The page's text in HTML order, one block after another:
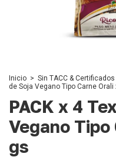
Inicio > Sin TACC & Certificados
de Soja Vegano Tipo Carne Orali
PACK x 4
Vegano Tipo
gs